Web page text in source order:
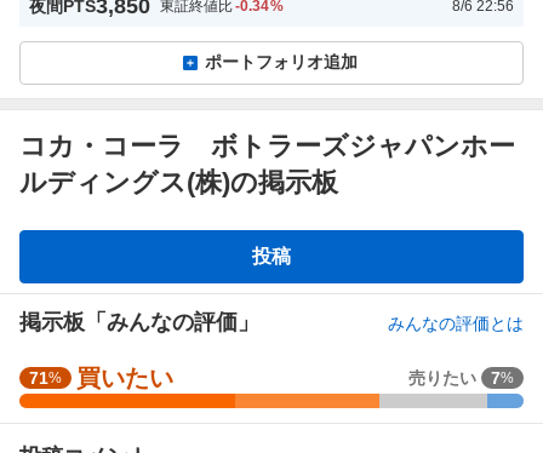
夜間PTS3,850 東証終値比-0.34% 8/6 22:56
ポートフォリオ追加
コカ・コーラ ボトラーズジャパンホー
ルディングス(株)の掲示板
板
投稿
掲示板「みんなの評価」 みんなの評価とは
強
く
71% 買いたい 売りたい 7%